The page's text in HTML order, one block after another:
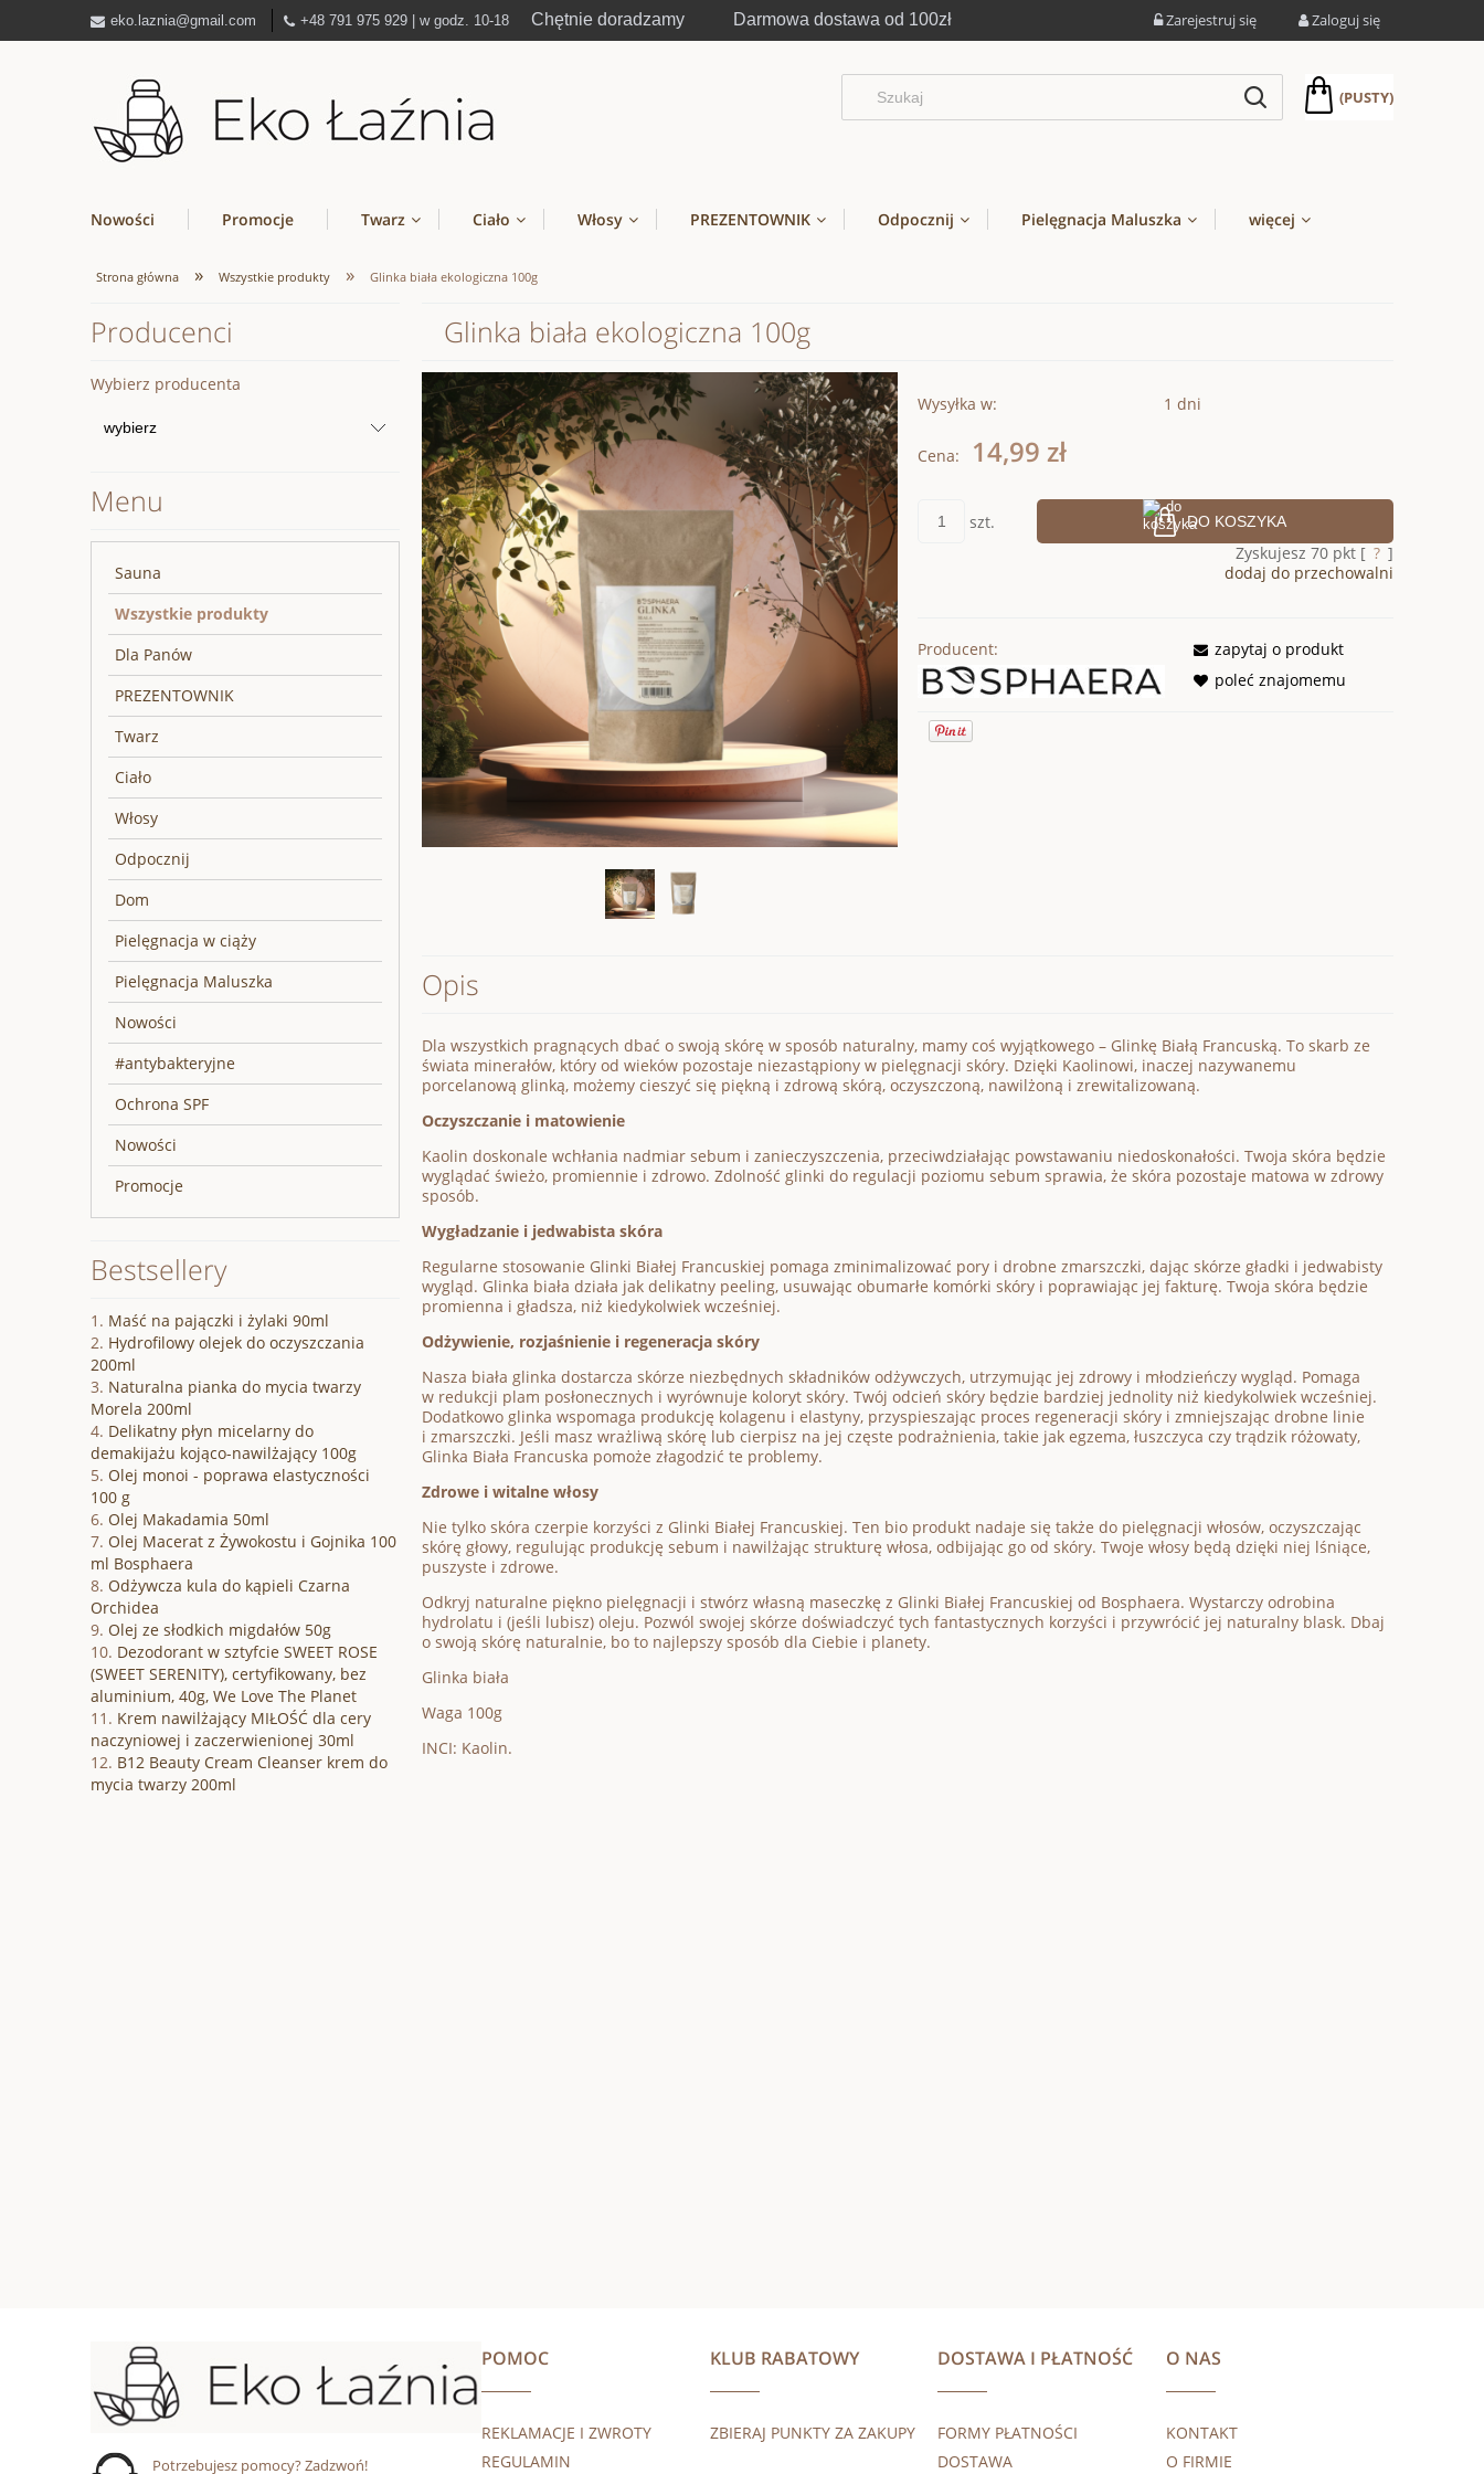
eko.laznia@gmail.com +48 791 975 929 | w godz. 10-18 Chętnie doradzamy Darmowa dostawa od 100zł Zarejestruj się Zaloguj się
(PUSTY)
Nowości Promocje Twarz Ciało Włosy PREZENTOWNIK Odpocznij Pielęgnacja Maluszka więcej
Strona główna » Wszystkie produkty » Glinka biała ekologiczna 100g
Producenci
Wybierz producenta
Menu
Sauna
Wszystkie produkty
Dla Panów
PREZENTOWNIK
Twarz
Ciało
Włosy
Odpocznij
Dom
Pielęgnacja w ciąży
Pielęgnacja Maluszka
Nowości
#antybakteryjne
Ochrona SPF
Nowości
Promocje
Bestsellery
Maść na pajączki i żylaki 90ml
Hydrofilowy olejek do oczyszczania
200ml
Naturalna pianka do mycia twarzy
Morela 200ml
Delikatny płyn micelarny do
demakijażu kojąco-nawilżający 100g
Olej monoi - poprawa elastyczności
100 g
Olej Makadamia 50ml
Olej Macerat z Żywokostu i Gojnika 100
ml Bosphaera
Odżywcza kula do kąpieli Czarna
Orchidea
Olej ze słodkich migdałów 50g
Dezodorant w sztyfcie SWEET ROSE
(SWEET SERENITY), certyfikowany, bez
aluminium, 40g, We Love The Planet
Krem nawilżający MIŁOŚĆ dla cery
naczyniowej i zaczerwienionej 30ml
B12 Beauty Cream Cleanser krem do
mycia twarzy 200ml
Glinka biała ekologiczna 100g
Wysyłka w: 1 dni
Cena: 14,99 zł
szt. DO KOSZYKA
Zyskujesz 70pkt [ ? ]
dodaj do przechowalni
Producent:
zapytaj o produkt
poleć znajomemu
Opis
Dla wszystkich pragnących dbać o swoją skórę w sposób naturalny, mamy coś wyjątkowego – Glinkę Białą Francuską. To skarb ze
świata minerałów, który od wieków pozostaje niezastąpiony w pielęgnacji skóry. Dzięki Kaolinowi, inaczej nazywanemu
porcelanową glinką, możemy cieszyć się piękną i zdrową skórą, oczyszczoną, nawilżoną i zrewitalizowaną.
Oczyszczanie i matowienie
Kaolin doskonale wchłania nadmiar sebum i zanieczyszczenia, przeciwdziałając powstawaniu niedoskonałości. Twoja skóra będzie
wyglądać świeżo, promiennie i zdrowo. Zdolność glinki do regulacji poziomu sebum sprawia, że skóra pozostaje matowa w zdrowy
sposób.
Wygładzanie i jedwabista skóra
Regularne stosowanie Glinki Białej Francuskiej pomaga zminimalizować pory i drobne zmarszczki, dając skórze gładki i jedwabisty
wygląd. Glinka biała działa jak delikatny peeling, usuwając obumarłe komórki skóry i poprawiając jej fakturę. Twoja skóra będzie
promienna i gładsza, niż kiedykolwiek wcześniej.
Odżywienie, rozjaśnienie i regeneracja skóry
Nasza biała glinka dostarcza skórze niezbędnych składników odżywczych, utrzymując jej zdrowy i młodzieńczy wygląd. Pomaga
w redukcji plam posłonecznych i wyrównuje koloryt skóry. Twój odcień skóry będzie bardziej jednolity niż kiedykolwiek wcześniej.
Dodatkowo glinka wspomaga produkcję kolagenu i elastyny, przyspieszając proces regeneracji skóry i zmniejszając drobne linie
i zmarszczki. Jeśli masz wrażliwą skórę lub cierpisz na jej częste podrażnienia, takie jak egzema, łuszczyca czy trądzik różowaty,
Glinka Biała Francuska pomoże złagodzić te problemy.
Zdrowe i witalne włosy
Nie tylko skóra czerpie korzyści z Glinki Białej Francuskiej. Ten bio produkt nadaje się także do pielęgnacji włosów, oczyszczając
skórę głowy, regulując produkcję sebum i nawilżając strukturę włosa, odbijając go od skóry. Twoje włosy będą dzięki niej lśniące,
puszyste i zdrowe.
Odkryj naturalne piękno pielęgnacji i stwórz własną maseczkę z Glinki Białej Francuskiej od Bosphaera. Wystarczy odrobina
hydrolatu i (jeśli lubisz) oleju. Pozwól swojej skórze doświadczyć tych fantastycznych korzyści i przywrócić jej naturalny blask. Dbaj
o swoją skórę naturalnie, bo to najlepszy sposób dla Ciebie i planety.
Glinka biała
Waga 100g
INCI: Kaolin.
Potrzebujesz pomocy? Zadzwoń!
POMOC
REKLAMACJE I ZWROTY
REGULAMIN
KLUB RABATOWY
ZBIERAJ PUNKTY ZA ZAKUPY
DOSTAWA I PŁATNOŚĆ
FORMY PŁATNOŚCI
DOSTAWA
O NAS
KONTAKT
O FIRMIE